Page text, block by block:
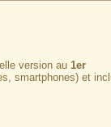
version au 1er
smartphones) et